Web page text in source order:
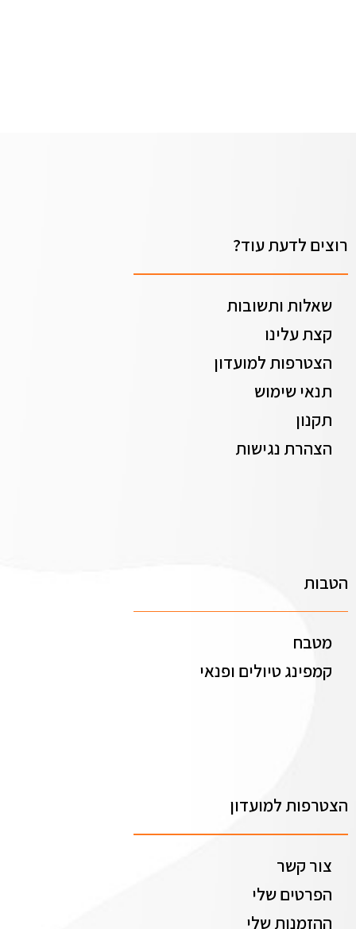
רוצים לדעת עוד?
שאלות ותשובות
קצת עלינו
הצטרפות למועדון
תנאי שימוש
תקנון
הצהרת נגישות
הטבות
מטבח
קמפינג טיולים ופנאי
הצטרפות למועדון
צור קשר
הפרטים שלי
ההזמנות שלי